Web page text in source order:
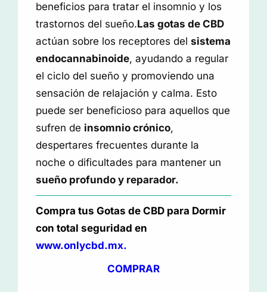
beneficios para tratar el insomnio y los
trastornos del sueño.Las gotas de CBD
actúan sobre los receptores del sistema
endocannabinoide, ayudando a regular
el ciclo del sueño y promoviendo una
sensación de relajación y calma. Esto
puede ser beneficioso para aquellos que
sufren de insomnio crónico,
despertares frecuentes durante la
noche o dificultades para mantener un
sueño profundo y reparador.
Compra tus Gotas de CBD para Dormir
con total seguridad en
www.onlycbd.mx.
COMPRAR